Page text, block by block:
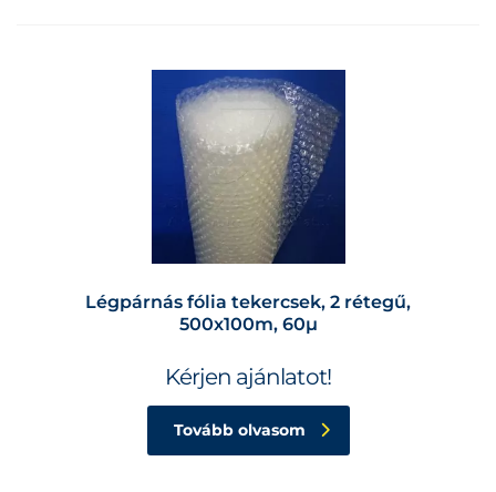
Légpárnás fólia tekercsek, 2 rétegű,
500x100m, 60µ
Kérjen ajánlatot!
Tovább olvasom